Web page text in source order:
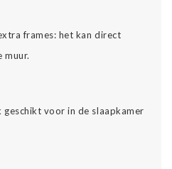
frames: het kan direct
muur.
voor in de slaapkamer